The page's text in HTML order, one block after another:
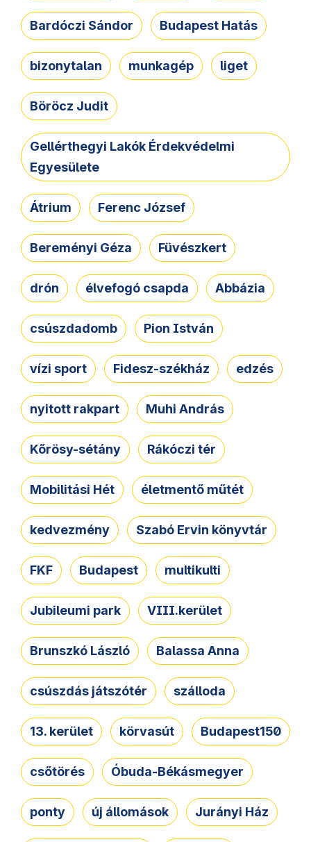
Bardóczi Sándor Budapest Hatás
bizonytalan munkagép liget
Böröcz Judit
Gellérthegyi Lakók Érdekvédelmi
Egyesülete
Átrium Ferenc József
Bereményi Géza Füvészkert
drón élvefogó csapda Abbázia
csúszdadomb Pion István
vízi sport Fidesz-székház edzés
nyitott rakpart Muhi András
Kőrösy-sétány Rákóczi tér
Mobilitási Hét életmentő műtét
kedvezmény Szabó Ervin könyvtár
FKF Budapest multikulti
Jubileumi park VIII.kerület
Brunszkó László Balassa Anna
csúszdás játszótér szálloda
13. kerület körvasút Budapest150
csőtörés Óbuda-Békásmegyer
ponty új állomások Jurányi Ház